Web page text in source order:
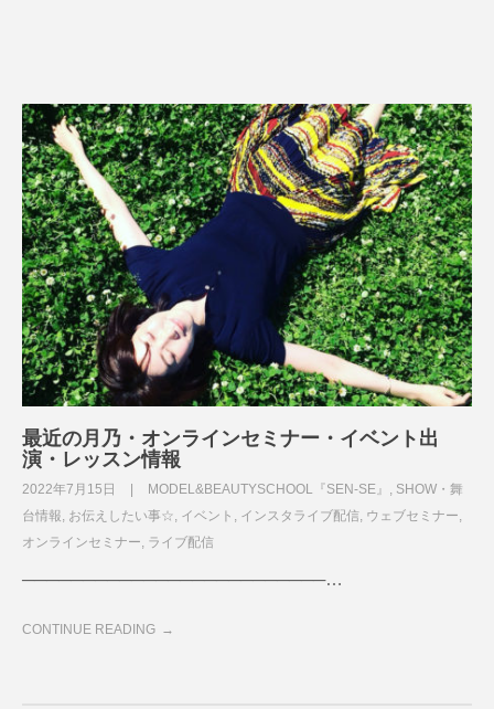
最近の月乃・オンラインセミナー・イベント出
演・レッスン情報
2022年7月15日 MODEL&BEAUTYSCHOOL『SEN-SE』
SHOW・舞
台情報 お伝えしたい事☆ イベント インスタライブ配信 ウェブセミナー
オンラインセミナー ライブ配信
─────────────────────────…
CONTINUE READING